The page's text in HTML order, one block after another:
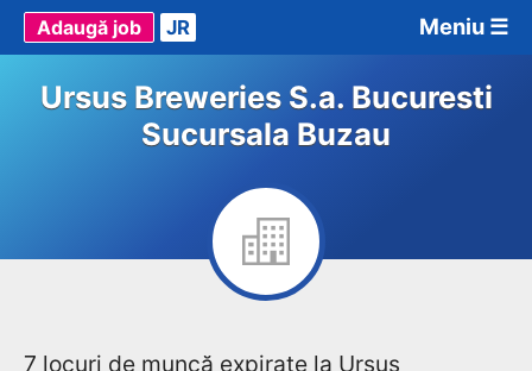
Meniu ☰
Adaugă job JR
Ursus Breweries S.a. Bucuresti
Sucursala Buzau
7 locuri de muncă expirate la Ursus